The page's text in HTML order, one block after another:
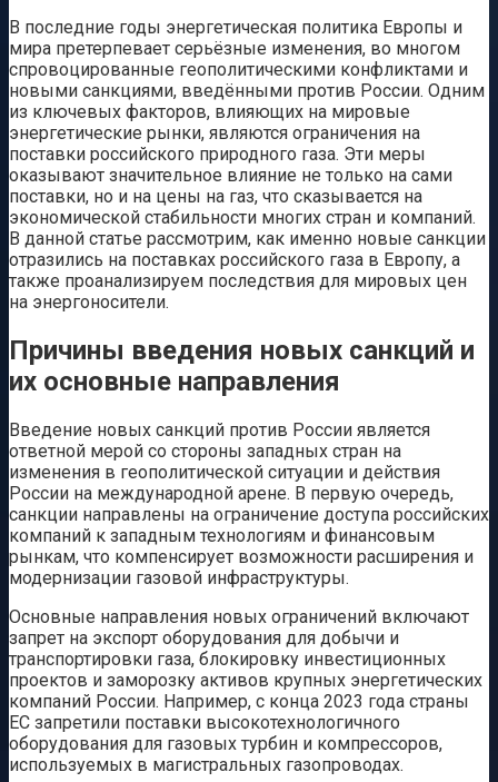
В последние годы энергетическая политика Европы и
мира претерпевает серьёзные изменения, во многом
спровоцированные геополитическими конфликтами и
новыми санкциями, введёнными против России. Одним
из ключевых факторов, влияющих на мировые
энергетические рынки, являются ограничения на
поставки российского природного газа. Эти меры
оказывают значительное влияние не только на сами
поставки, но и на цены на газ, что сказывается на
экономической стабильности многих стран и компаний.
В данной статье рассмотрим, как именно новые санкции
отразились на поставках российского газа в Европу, а
также проанализируем последствия для мировых цен
на энергоносители.
Причины введения новых санкций и
их основные направления
Введение новых санкций против России является
ответной мерой со стороны западных стран на
изменения в геополитической ситуации и действия
России на международной арене. В первую очередь,
санкции направлены на ограничение доступа российских
компаний к западным технологиям и финансовым
рынкам, что компенсирует возможности расширения и
модернизации газовой инфраструктуры.
Основные направления новых ограничений включают
запрет на экспорт оборудования для добычи и
транспортировки газа, блокировку инвестиционных
проектов и заморозку активов крупных энергетических
компаний России. Например, с конца 2023 года страны
ЕС запретили поставки высокотехнологичного
оборудования для газовых турбин и компрессоров,
используемых в магистральных газопроводах.